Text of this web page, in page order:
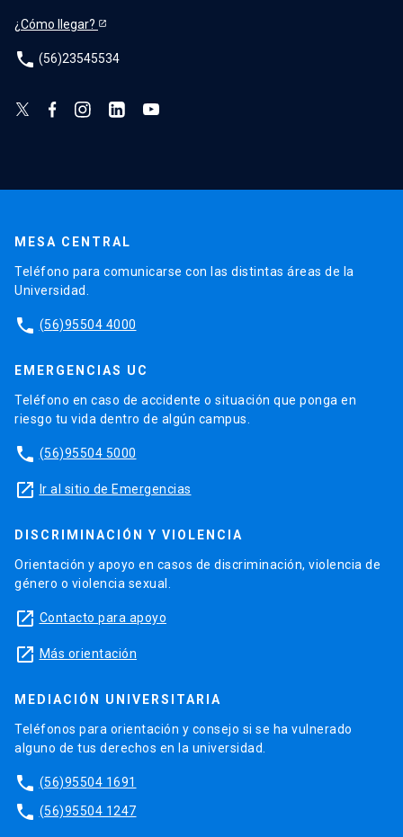
¿Cómo llegar?
phone (56)23545534
MESA CENTRAL
Teléfono para comunicarse con las distintas áreas de la
Universidad.
phone (56)95504 4000
EMERGENCIAS UC
Teléfono en caso de accidente o situación que ponga en
riesgo tu vida dentro de algún campus.
phone (56)95504 5000
launch Ir al sitio de Emergencias
DISCRIMINACIÓN Y VIOLENCIA
Orientación y apoyo en casos de discriminación, violencia de
género o violencia sexual.
launch Contacto para apoyo
launch Más orientación
MEDIACIÓN UNIVERSITARIA
Teléfonos para orientación y consejo si se ha vulnerado
alguno de tus derechos en la universidad.
phone (56)95504 1691
phone (56)95504 1247